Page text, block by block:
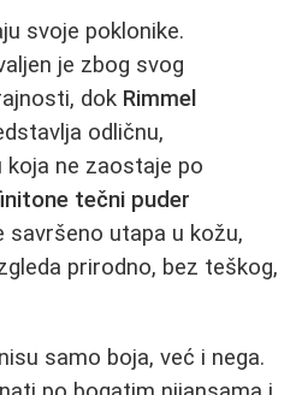
svoje poklonike.
je zbog svog
dok Rimmel
odličnu,
ne zaostaje po
tečni puder
savršeno utapa u kožu,
prirodno, bez teškog,
samo boja, već i nega.